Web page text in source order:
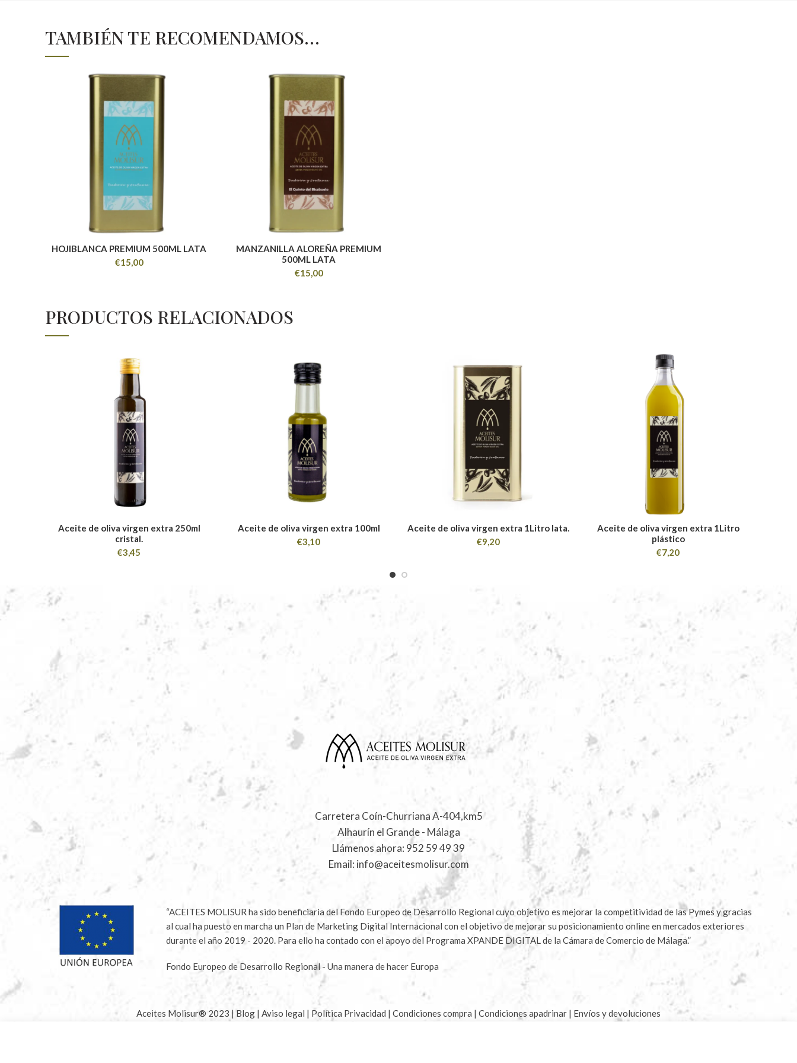
TAMBIÉN TE RECOMENDAMOS…
HOJIBLANCA PREMIUM 500ML LATA
€15,00
MANZANILLA ALOREÑA PREMIUM
500ML LATA
€15,00
PRODUCTOS RELACIONADOS
Aceite de oliva virgen extra 250ml
cristal.
€3,45
Aceite de oliva virgen extra 100ml
€3,10
Aceite de oliva virgen extra 1Litro lata.
€9,20
Aceite de oliva virgen extra 1Litro
plástico
€7,20
Carretera Coín-Churriana A-404,km5
Alhaurín el Grande - Málaga
Llámenos ahora: 952 59 49 39
Email: info@aceitesmolisur.com
“ACEITES MOLISUR ha sido beneficiaria del Fondo Europeo de Desarrollo Regional cuyo objetivo es mejorar la competitividad de las Pymes y gracias
al cual ha puesto en marcha un Plan de Marketing Digital Internacional con el objetivo de mejorar su posicionamiento online en mercados exteriores
durante el año 2019 - 2020. Para ello ha contado con el apoyo del Programa XPANDE DIGITAL de la Cámara de Comercio de Málaga.”
Fondo Europeo de Desarrollo Regional - Una manera de hacer Europa
Aceites Molisur® 2023 | Blog | Aviso legal | Política Privacidad | Condiciones compra | Condiciones apadrinar | Envíos y devoluciones